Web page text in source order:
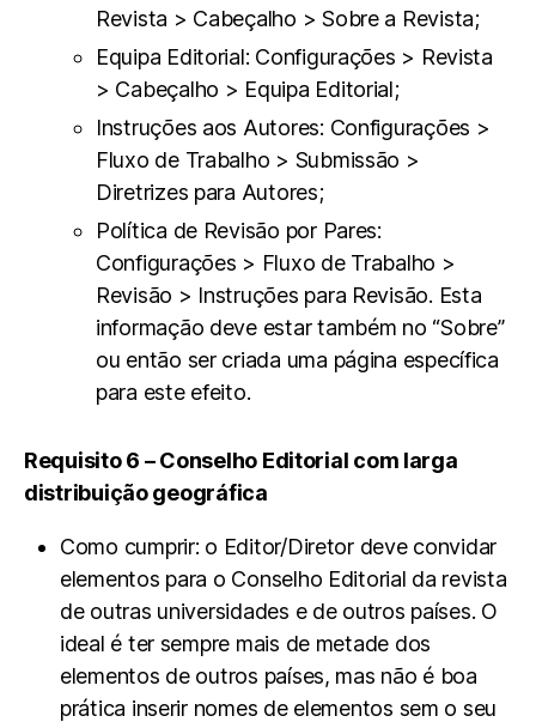
Revista > Cabeçalho > Sobre a Revista;
Equipa Editorial: Configurações > Revista
> Cabeçalho > Equipa Editorial;
Instruções aos Autores: Configurações >
Fluxo de Trabalho > Submissão >
Diretrizes para Autores;
Política de Revisão por Pares:
Configurações > Fluxo de Trabalho >
Revisão > Instruções para Revisão. Esta
informação deve estar também no “Sobre”
ou então ser criada uma página específica
para este efeito.
Requisito 6 – Conselho Editorial com larga
distribuição geográfica
Como cumprir: o Editor/Diretor deve convidar
elementos para o Conselho Editorial da revista
de outras universidades e de outros países. O
ideal é ter sempre mais de metade dos
elementos de outros países, mas não é boa
prática inserir nomes de elementos sem o seu